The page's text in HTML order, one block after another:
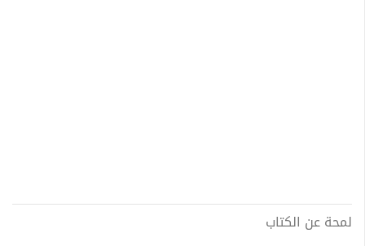
لمحة عن الكتاب